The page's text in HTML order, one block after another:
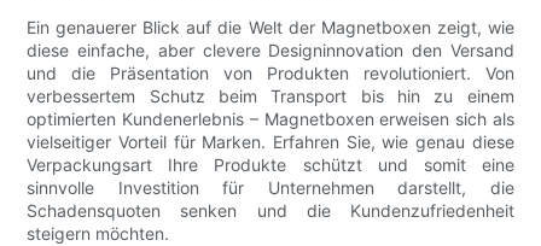
Ein genauerer Blick auf die Welt der Magnetboxen zeigt, wie
diese einfache, aber clevere Designinnovation den Versand
und die Präsentation von Produkten revolutioniert. Von
verbessertem Schutz beim Transport bis hin zu einem
optimierten Kundenerlebnis – Magnetboxen erweisen sich als
vielseitiger Vorteil für Marken. Erfahren Sie, wie genau diese
Verpackungsart Ihre Produkte schützt und somit eine
sinnvolle Investition für Unternehmen darstellt, die
Schadensquoten senken und die Kundenzufriedenheit
steigern möchten.